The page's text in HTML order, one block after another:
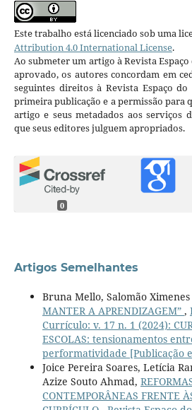
Este trabalho está licenciado sob uma
Attribution 4.0 International License.
Ao submeter um artigo à Revista
aprovado, os autores concordam em
seguintes direitos à Revista Espaço
primeira publicação e a permissão para
artigo e seus metadados aos serviços
que seus editores julguem apropriados.
0
Artigos Semelhantes
Bruna Mello, Salomão Ximenes
MANTER A APRENDIZAGEM” ,
Currículo: v. 17 n. 1 (2024):
ESCOLAS: tensionamentos
performatividade [Publicação
Joice Pereira Soares, Letícia
Azize Souto Ahmad,
CONTEMPORÂNEAS FRENTE